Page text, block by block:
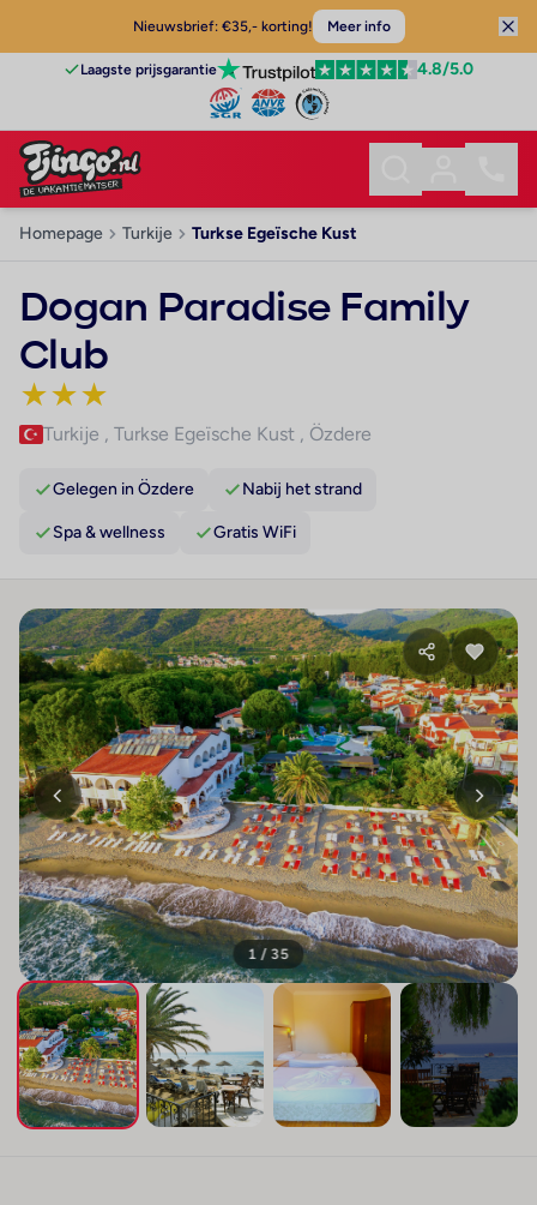
Nieuwsbrief: €35,- korting! Meer info
Laagste prijsgarantie 4.8/5.0
Homepage Turkije Turkse Egeïsche Kust
Dogan Paradise Family
Club
★★★
Turkije , Turkse Egeïsche Kust , Özdere
Gelegen in Özdere Nabij het strand
Spa & wellness Gratis WiFi
1 / 35